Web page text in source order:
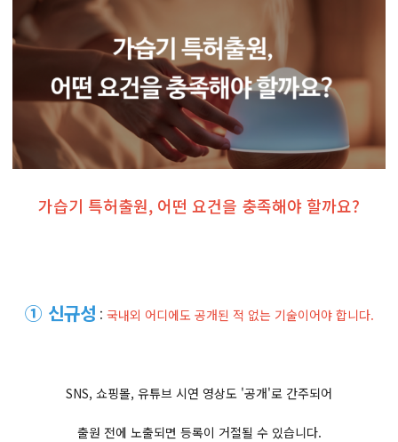
가습기 특허출원, 어떤 요건을 충족해야 할까요?
① 신규성 : 국내외 어디에도 공개된 적 없는 기술이어야 합니다.
SNS, 쇼핑몰, 유튜브 시연 영상도 '공개'로 간주되어
출원 전에 노출되면 등록이 거절될 수 있습니다.